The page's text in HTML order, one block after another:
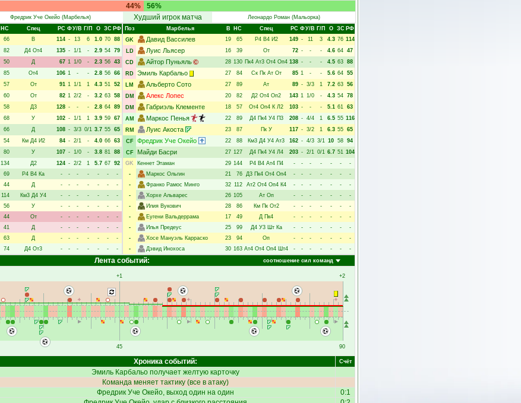
44%
56%
Фредрик Уче Окейо (Марбелья) Худший игрок матча Леонардо Роман(Мальорка)
НC Спец РC ФУ/В Г/П О ЗС РФ
66 В 114 - 13 6 1.0 70 88
82 Д4 От4 135 - 1/1 - 2.9 54 79
50 Д 67 1 1/0 - 2.3 56 43
85 От4 106 1 - - 2.8 56 66
57 От 91 1 1/1 1 4.3 51 52
60 От 82 1 2/2 - 3.2 63 58
58 Д3 128 - - - 2.8 64 89
68 У 102 - 1/1 1 3.9 59 67
66 Д 108 - 3/3 0/1 3.7 55 65
54 Км Д4 И2 84 - 2/1 - 4.0 66 63
80 У 107 - 1/0 - 3.8 81 88
134 Д2 124 - 2/2 1 5.7 67 92
69 Р4 В4 Ка - - - - - -
-
44 Д - - - - - -
-
114 Км3 Д4 У4 - - - - - -
-
56 У - - - - - -
-
44 От - - - - - -
-
41 Д - - - - - -
-
63 Д - - - - - -
-
74 Д4 От3 - - - - - - -
Поз Марбелья В НC Спец РC ФУ/В Г/П О ЗС РФ
GK
Давид Вассилев 19 65 Р4 В4 И2 149 - 11 3 4.3 76 114
LD
Луис Льясер 16 39 От 72 - - - 4.6 64 47
CD
Айтор Пуньяль 28 130 Пк4 Ат3 От4 Оп4 138 - - - 4.5 63 88
RD Эмиль Карбальо 27 84 Ск Пк Ат От 85 1 - - 5.6 64 55
LM
Альберто Сото 27 89 Ат 89 - 3/3 1 7.2 63 56
DM
Алекс Лопес 20 82 Д2 От4 Оп2 143 1 1/0 - 4.3 54 78
DM
Габриэль Клементе 18 57 От4 Оп4 К Л2 103 - - - 5.1 61 63
AM
Маркос Пенья 22 89 Д4 Пк4 У4 П3 208 - 4/4 1 6.5 55 116
RM
Луис Акоста 23 87 Пк У 117 - 3/2 1 6.3 55 65
CF
Фредрик Уче Окейо 22 88 Км3 Д4 У4 Ат3 162 - 4/3 3/1 10 58 94
CF
Майди Басри 27 127 Д4 Пк4 У4 Л4 203 - 2/1 0/1 6.7 51 104
GK
Кеннет Этаман 29 144 Р4 В4 Ат4 П4 - - - - - -
-
-
Маркос Ольгин 21 76 Д3 Пк4 От4 Оп4 - - - - - -
-
-
Франко Рамос Минго 32 112 Ат2 От4 Оп4 К4 - - - - - -
-
-
Хорхе Альварес 26 105 Ат Оп - - - - - -
-
-
Илия Вукович 28 86 Км Пк От2 - - - - - -
-
-
Еугени Вальдеррама 17 49 Д Пк4 - - - - - -
-
-
Илья Предеус 25 99 Д4 У3 Шт Ка - - - - - -
-
-
Хосе Мануэль Карраско 23 94 Оп - - - - - -
-
-
Дэвид Инохоса 30 163 Ат4 От4 Оп4 Шт4 - - - - - -
-
соотношение сил команд
Лента событий:
+1
45
+2
90
Хроника событий: Счёт
Эмиль Карбальо получает желтую карточку
Команда меняет тактику (все в атаку)
Фредрик Уче Окейо, выход один на один 0:1